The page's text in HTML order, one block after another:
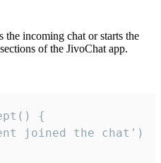
the incoming chat or starts the
of the JivoChat app.
{